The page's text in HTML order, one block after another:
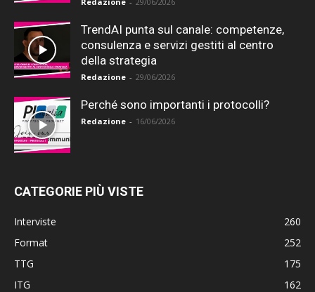
TrendAI punta sul canale: competenze,
consulenza e servizi gestiti al centro
della strategia
Redazione - 29/06/2026
Perché sono importanti i protocolli?
Redazione - 16/06/2026
CATEGORIE PIÙ VISTE
Interviste
260
Format
252
TTG
175
ITG
162